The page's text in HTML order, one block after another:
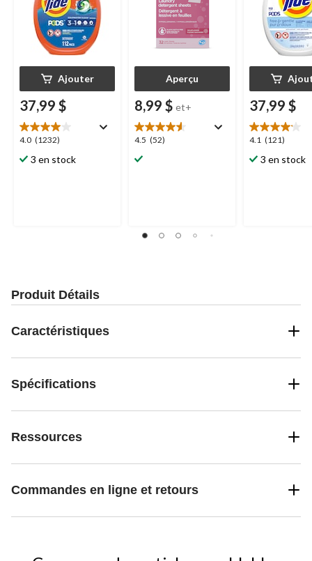
Ajouter
37,99 $
4.0 (1232)
4.0
étoile(s)
sur
3 en stock
Aperçu
8,99 $ et+
4.5 (52)
4.5
étoile(s)
37,99 $
4.1 (121)
4.1
étoile(s)
sur
3 en stock
Produit Détails
Caractéristiques
Spécifications
Ressources
Commandes en ligne et retours